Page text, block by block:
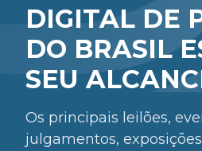
DIGITAL DE
DO BRASIL
SEU
Os principais leilões,
julgamentos,